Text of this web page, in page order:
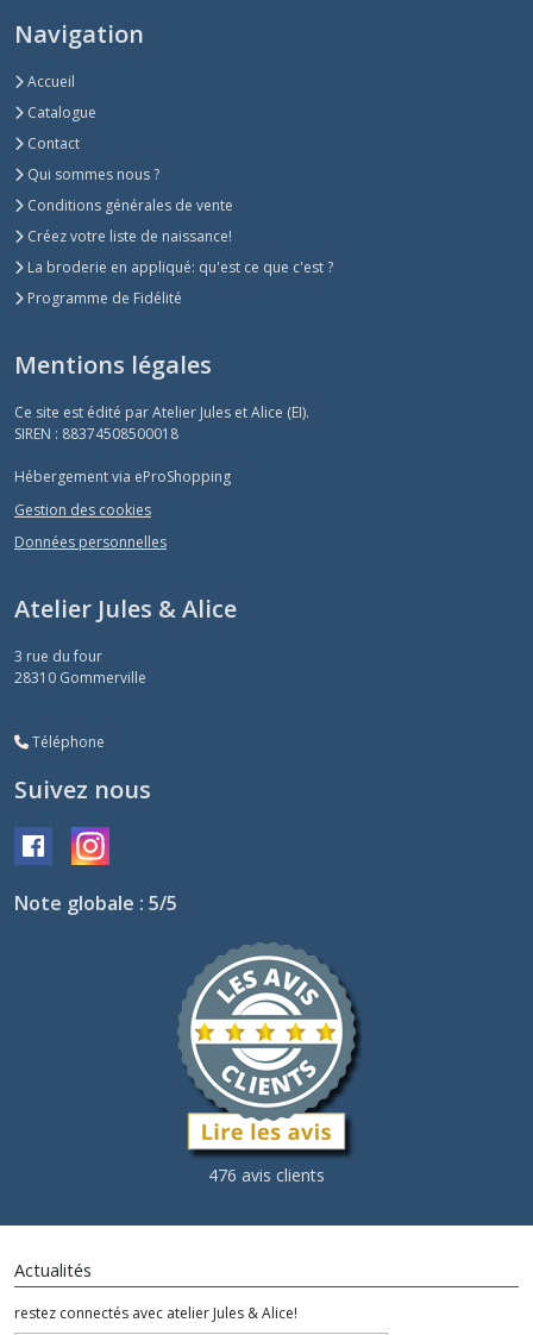
Navigation
Accueil
Catalogue
Contact
Qui sommes nous ?
Conditions générales de vente
Créez votre liste de naissance!
La broderie en appliqué: qu'est ce que c'est ?
Programme de Fidélité
Mentions légales
Ce site est édité par Atelier Jules et Alice (EI).
SIREN : 88374508500018
Hébergement via eProShopping
Gestion des cookies
Données personnelles
Atelier Jules & Alice
3 rue du four
28310 Gommerville
Téléphone
Suivez nous
Note globale : 5/5
476 avis clients
Actualités
restez connectés avec atelier Jules & Alice!